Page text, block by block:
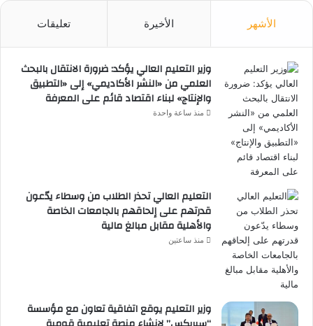
الأشهر الأخيرة تعليقات
وزير التعليم العالي يؤكد: ضرورة الانتقال بالبحث
العلمي من «النشر الأكاديمي» إلى «التطبيق
والإنتاج» لبناء اقتصاد قائم على المعرفة
منذ ساعة واحدة
التعليم العالي تحذر الطلاب من وسطاء يدّعون
قدرتهم على إلحاقهم بالجامعات الخاصة
والأهلية مقابل مبالغ مالية
منذ ساعتين
وزير التعليم يوقع اتفاقية تعاون مع مؤسسة